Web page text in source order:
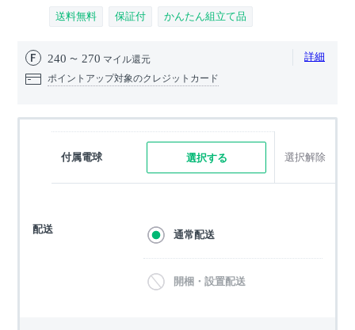
送料無料 保証付 かんたん組立て品
240 270 マイル還元 詳細
ポイントアップ対象のクレジットカード
付属電球 選択する 選択解除
配送 通常配送
開梱・設置配送